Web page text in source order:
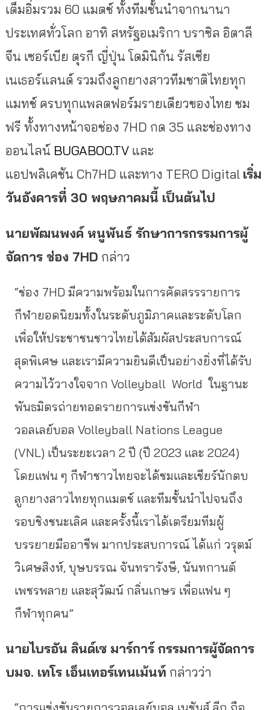
เต็มอิ่มรวม 60 แมตช์ ทั้งทีมชั้นนำจากนานา
ประเทศทั่วโลก อาทิ สหรัฐอเมริกา บราซิล อิตาลี
จีน เซอร์เบีย ตุรกี ญี่ปุ่น โดมินิกัน รัสเซีย
เนเธอร์แลนด์ รวมถึงลูกยางสาวทีมชาติไทยทุก
แมทช์ ครบทุกแพลตฟอร์มรายเดียวของไทย ชม
ฟรี ทั้งทางหน้าจอช่อง 7HD กด 35 และช่องทาง
ออนไลน์ BUGABOO.TVและ
แอปพลิเคชัน Ch7HD และทาง TERO Digital เริ่ม
วันอังคารที่ 30 พฤษภาคมนี้ เป็นต้นไป
นายพัฒนพงค์ หนูพันธ์ รักษาการกรรมการผู้
จัดการ ช่อง 7HD กล่าว
“ช่อง 7HD มีความพร้อมในการคัดสรรรายการ
กีฬายอดนิยมทั้งในระดับภูมิภาคและระดับโลก
เพื่อให้ประชาชนชาวไทยได้สัมผัสประสบการณ์
สุดพิเศษ และเรามีความยินดีเป็นอย่างยิ่งที่ได้รับ
ความไว้วางใจจาก Volleyball World ในฐานะ
พันธมิตรถ่ายทอดรายการแข่งขันกีฬา
วอลเลย์บอล Volleyball Nations League
(VNL) เป็นระยะเวลา 2 ปี (ปี 2023 และ 2024)
โดยแฟน ๆ กีฬาชาวไทยจะได้ชมและเชียร์นักตบ
ลูกยางสาวไทยทุกแมตช์ และทีมชั้นนำไปจนถึง
รอบชิงชนะเลิศ และครั้งนี้เราได้เตรียมทีมผู้
บรรยายมืออาชีพ มากประสบการณ์ ได้แก่ วรุตม์
วิเศษสิงห์, บุษบรรณ จันทรารังษี, นันทกานต์
เพชรพลาย และสุวัฒน์ กลิ่นเกษร เพื่อแฟน ๆ
กีฬาทุกคน”
นายไบรอัน ลินด์เซ มาร์การ์ กรรมการผู้จัดการ
บมจ. เทโร เอ็นเทอร์เทนเม้นท์ กล่าวว่า